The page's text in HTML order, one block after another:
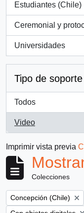
Estudiantes (Chile)
, 1 resultados
Ceremonial y
, 1 resultados
Universidades
, 1 resultados
Tipo de soporte
Todos
Video
, 1 resultados
Imprimir vista previa
Colecciones
Remove filter:
Concepción (Chile)